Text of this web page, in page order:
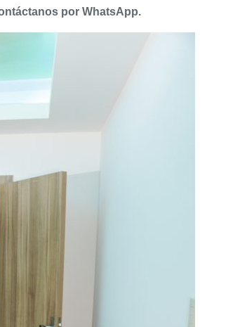
por WhatsApp.